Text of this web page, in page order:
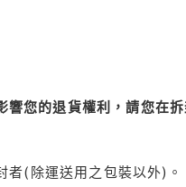
您的退貨權利，請您在
(除運送用之包裝以外)。